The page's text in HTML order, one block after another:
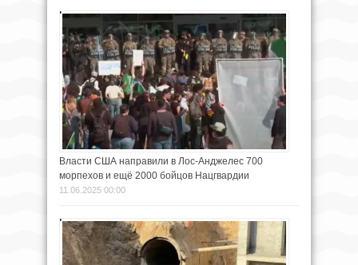
Власти США направили в Лос-Анджелес 700
морпехов и ещё 2000 бойцов Нацгвардии
11.06.2025 00:00